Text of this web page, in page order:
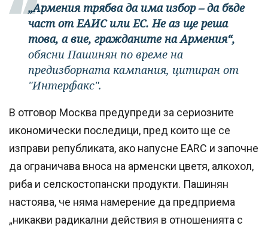
„Армения трябва да има избор – да бъде
част от ЕАИС или ЕС. Не аз ще реша
това, а вие, гражданите на Армения“,
обясни Пашинян по време на
предизборната кампания, цитиран от
"Интерфакс".
В отговор Москва предупреди за сериозните
икономически последици, пред които ще се
изправи републиката, ако напусне ЕАRС и започне
да ограничава вноса на арменски цветя, алкохол,
риба и селскостопански продукти. Пашинян
настоява, че няма намерение да предприема
„никакви радикални действия в отношенията с